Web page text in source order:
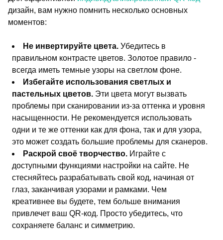
дизайн, вам нужно помнить несколько основных
моментов:
Не инвертируйте цвета. Убедитесь в
правильном контрасте цветов. Золотое правило -
всегда иметь темные узоры на светлом фоне.
Избегайте использования светлых и
пастельных цветов. Эти цвета могут вызвать
проблемы при сканировании из-за оттенка и уровня
насыщенности. Не рекомендуется использовать
одни и те же оттенки как для фона, так и для узора,
это может создать большие проблемы для сканеров.
Раскрой своё творчество. Играйте с
доступными функциями настройки на сайте. Не
стесняйтесь разрабатывать свой код, начиная от
глаз, заканчивая узорами и рамками. Чем
креативнее вы будете, тем больше внимания
привлечет ваш QR-код. Просто убедитесь, что
сохраняете баланс и симметрию.